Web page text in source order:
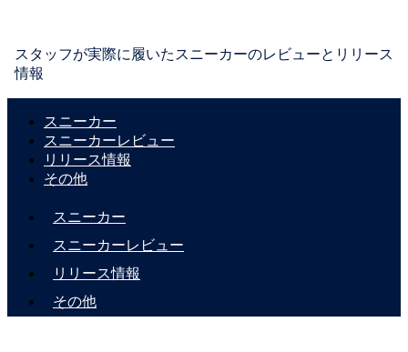
スタッフが実際に履いたスニーカーのレビューとリリース
情報
スニーカー
スニーカーレビュー
リリース情報
その他
スニーカー
スニーカーレビュー
リリース情報
その他